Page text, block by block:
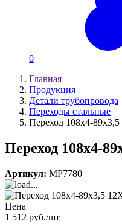
0
Главная
Продукция
Детали трубопровода
Переходы стальные
Переход 108х4-
Переход 108х4-
Артикул: MP7780
Цена
1 512 руб./шт